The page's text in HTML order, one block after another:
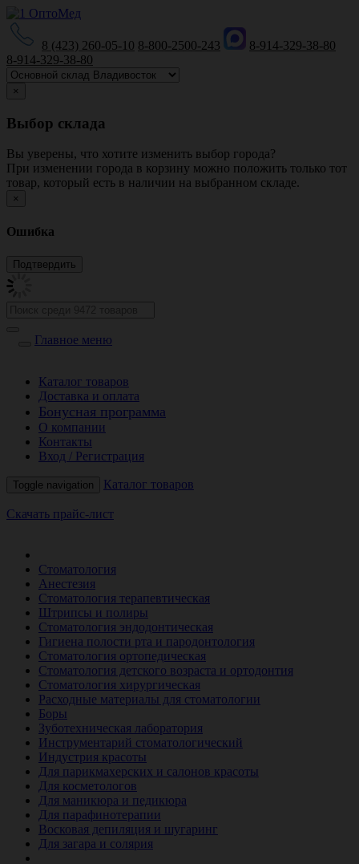
8 (423) 260-05-10 8-800-2500-243
8-914-329-38-80
8-914-329-38-80
×
Выбор склада
Вы уверены, что хотите изменить выбор города?
При изменении города в корзину можно положить только тот
товар, который есть в наличии на выбранном складе.
×
Ошибка
Главное меню
Каталог товаров
Доставка и оплата
Бонусная программа
О компании
Контакты
Вход / Регистрация
Toggle navigation Каталог товаров
Скачать прайс-лист
Стоматология
Анестезия
Стоматология терапевтическая
Штрипсы и полиры
Стоматология эндодонтическая
Гигиена полости рта и пародонтология
Стоматология ортопедическая
Стоматология детского возраста и ортодонтия
Стоматология хирургическая
Расходные материалы для стоматологии
Боры
Зуботехническая лаборатория
Инструментарий стоматологический
Индустрия красоты
Для парикмахерских и салонов красоты
Для косметологов
Для маникюра и педикюра
Для парафинотерапии
Восковая депиляция и шугаринг
Для загара и солярия